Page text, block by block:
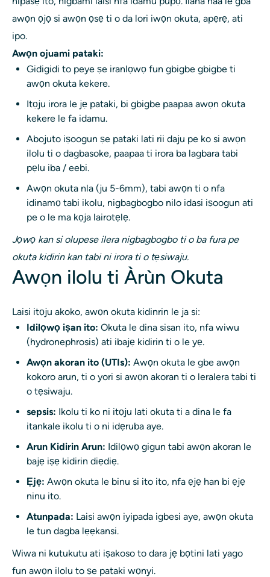
awọn ọjọ si awọn ọsẹ ti o da lori iwọn okuta, apẹrẹ, ati
ipo.
Awọn ojuami pataki:
Gidigidi to peye ṣe iranlọwọ fun gbigbe gbigbe ti
awọn okuta kekere.
Itọju irora le jẹ pataki, bi gbigbe paapaa awọn okuta
kekere le fa idamu.
Abojuto iṣoogun ṣe pataki lati rii daju pe ko si awọn
ilolu ti o dagbasoke, paapaa ti irora ba lagbara tabi
pẹlu iba / eebi.
Awọn okuta nla (ju 5-6mm), tabi awọn ti o nfa
idinamọ tabi ikolu, nigbagbogbo nilo idasi iṣoogun ati
pe o le ma kọja lairotẹlẹ.
Jọwọ kan si olupese ilera nigbagbogbo ti o ba fura pe
okuta kidirin kan tabi ni irora ti o tẹsiwaju.
Awọn ilolu ti Àrùn Okuta
Laisi itọju akoko, awọn okuta kidinrin le ja si:
Idilọwọ iṣan ito: Okuta le dina sisan ito, nfa wiwu
(hydronephrosis) ati ibajẹ kidirin ti o le yẹ.
Awọn akoran ito (UTIs): Awọn okuta le gbe awọn
kokoro arun, ti o yori si awọn akoran ti o leralera tabi ti
o tẹsiwaju.
sepsis: Ikolu ti ko ni itọju lati okuta ti a dina le fa
itankale ikolu ti o ni idẹruba aye.
Arun Kidirin Arun: Idilọwọ gigun tabi awọn akoran le
bajẹ iṣẹ kidirin diẹdiẹ.
Ẹjẹ: Awọn okuta le binu si ito ito, nfa ẹjẹ han bi ẹjẹ
ninu ito.
Atunpada: Laisi awọn iyipada igbesi aye, awọn okuta
le tun dagba lẹẹkansi.
Wiwa ni kutukutu ati iṣakoso to dara jẹ bọtini lati yago
fun awọn ilolu to ṣe pataki wọnyi.